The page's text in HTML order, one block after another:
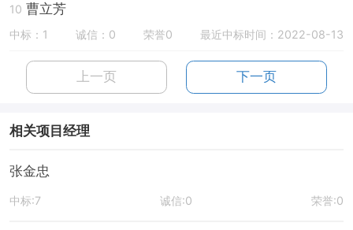
10 曹立芳
中标：1 诚信：0 荣誉0 最近中标时间：2022-08-13
上一页 下一页
相关项目经理
张金忠
中标:7 诚信:0 荣誉:0